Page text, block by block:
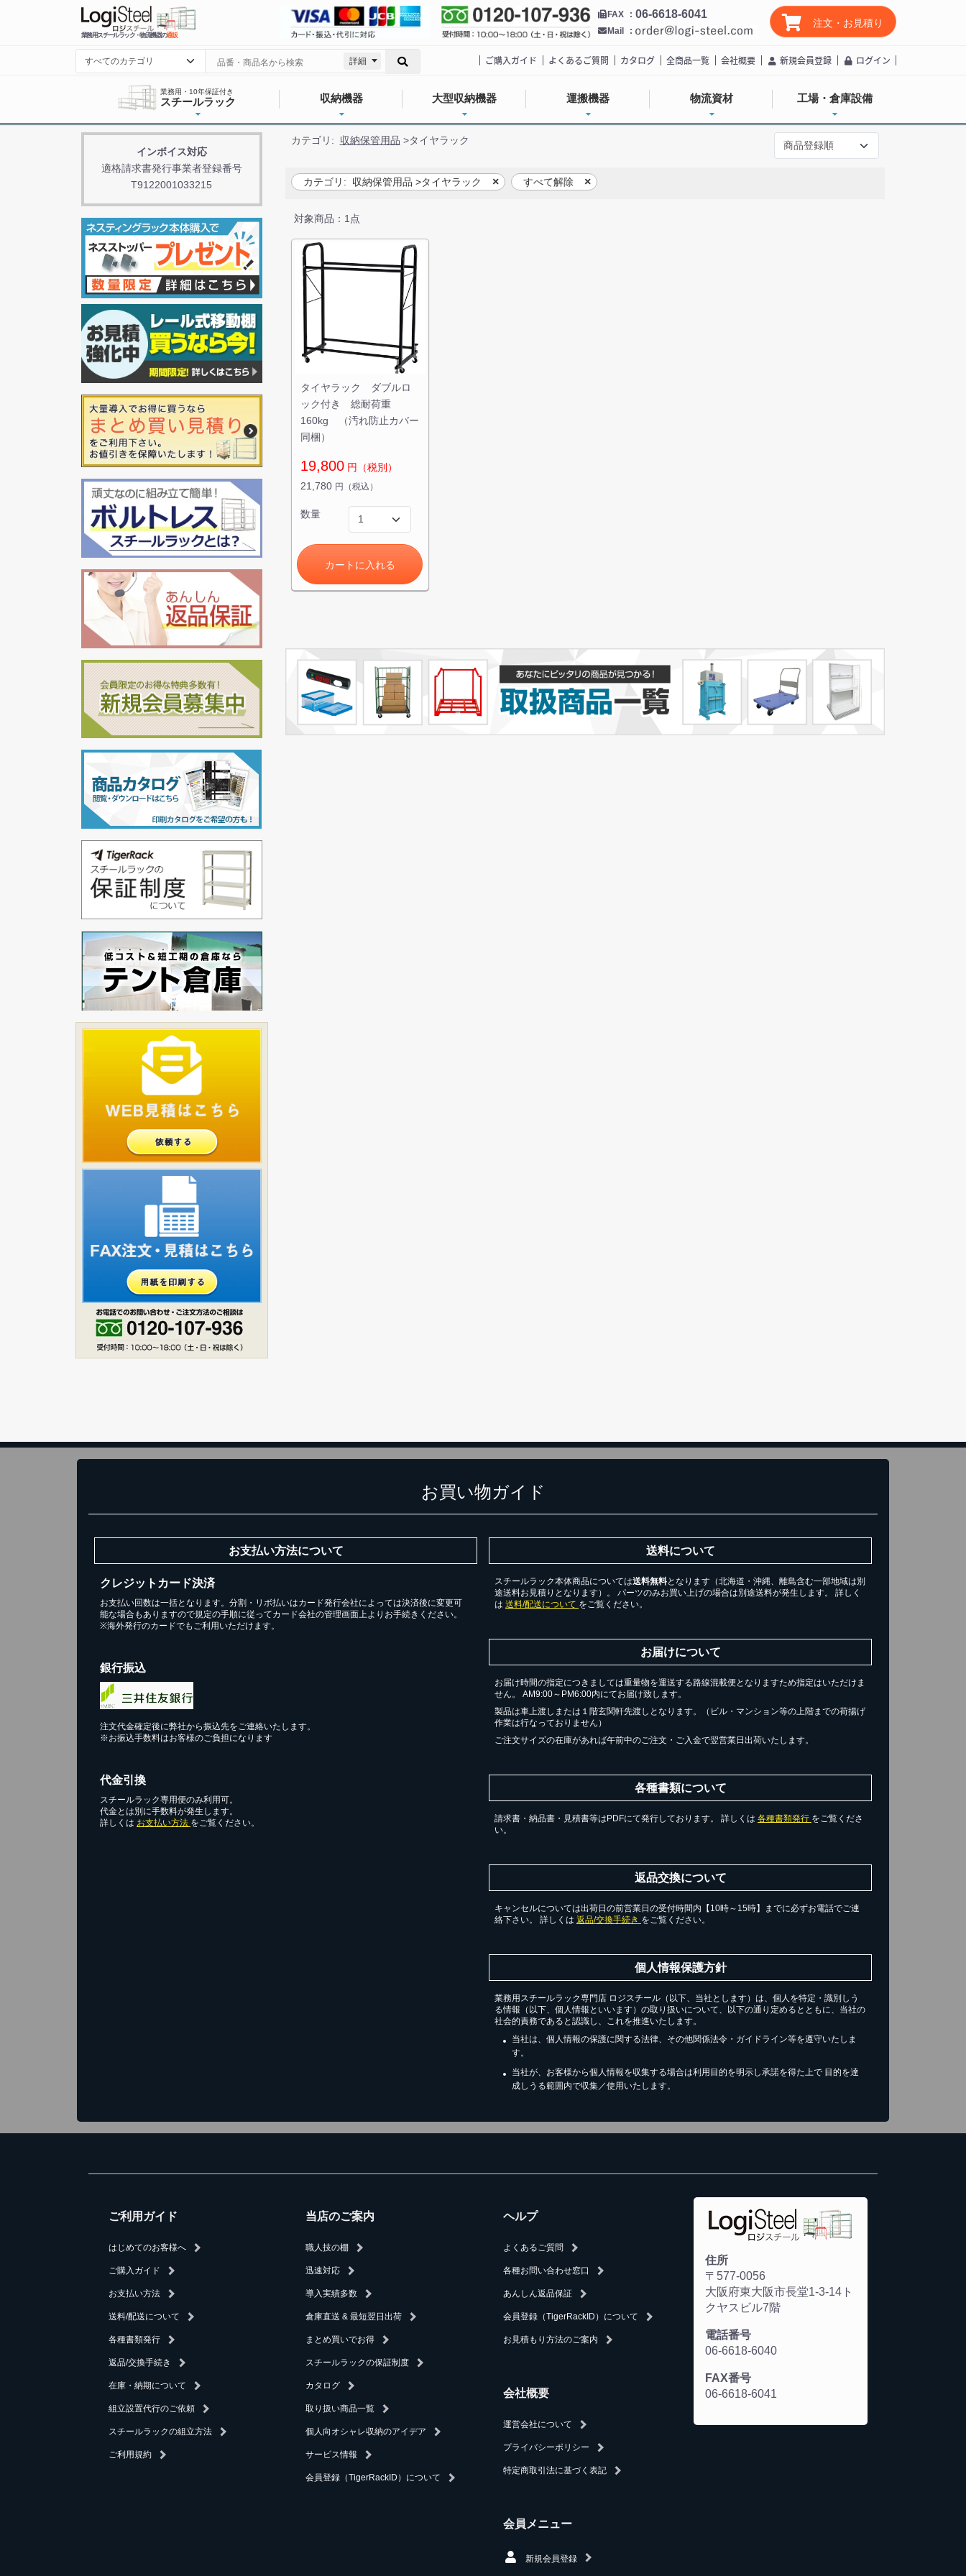
業務用スチールラック・物流機器の通販
詳細
FAX 06-6618-6041
Mail
注文・お見積り
ご購入ガイド よくあるご質問 カタログ 全商品一覧 会社概要 新規会員登録 ログイン
業務用・10年保証付き
スチールラック 収納機器 大型収納機器 運搬機器 物流資材 工場・倉庫設備
インボイス対応
適格請求書発行事業者登録番号
T9122001033215
カテゴリ: 収納保管用品 >タイヤラック
カテゴリ: 収納保管用品 >タイヤラック すべて解除
対象商品：1点
タイヤラック ダブルロ
ック付き 総耐荷重
160kg （汚れ防止カバー
同梱）
19,800円（税別）
21,780 円（税込）
数量
カートに入れる
お買い物ガイド
お支払い方法について
クレジットカード決済
お支払い回数は一括となります。分割・リボ払いはカード発行会社によっては決済後に変更可
能な場合もありますので規定の手順に従ってカード会社の管理画面上よりお手続きください。
※海外発行のカードでもご利用いただけます。
銀行振込
注文代金確定後に弊社から振込先をご連絡いたします。
※お振込手数料はお客様のご負担になります
代金引換
スチールラック専用便のみ利用可。
代金とは別に手数料が発生します。
詳しくは お支払い方法 をご覧ください。
送料について
スチールラック本体商品については送料無料となります（北海道・沖縄、離島含む一部地域は別
途送料お見積りとなります）。 パーツのみお買い上げの場合は別途送料が発生します。 詳しく
は 送料/配送について をご覧ください。
お届けについて
お届け時間の指定につきましては重量物を運送する路線混載便となりますため指定はいただけま
せん。 AM9:00～PM6:00内にてお届け致します。
製品は車上渡しまたは１階玄関軒先渡しとなります。（ビル・マンション等の上階までの荷揚げ
作業は行なっておりません）
ご注文サイズの在庫があれば午前中のご注文・ご入金で翌営業日出荷いたします。
各種書類について
請求書・納品書・見積書等はPDFにて発行しております。 詳しくは 各種書類発行 をご覧くださ
い。
返品交換について
キャンセルについては出荷日の前営業日の受付時間内【10時～15時】までに必ずお電話でご連
絡下さい。 詳しくは 返品/交換手続き をご覧ください。
個人情報保護方針
業務用スチールラック専門店 ロジスチール（以下、当社とします）は、個人を特定・識別しう
る情報（以下、個人情報といいます）の取り扱いについて、以下の通り定めるとともに、当社の
社会的責務であると認識し、これを推進いたします。
当社は、個人情報の保護に関する法律、その他関係法令・ガイドライン等を遵守いたしま
す。
当社が、お客様から個人情報を収集する場合は利用目的を明示し承諾を得た上で 目的を達
成しうる範囲内で収集／使用いたします。
ご利用ガイド
はじめてのお客様へ
ご購入ガイド
お支払い方法
送料/配送について
各種書類発行
返品/交換手続き
在庫・納期について
組立設置代行のご依頼
スチールラックの組立方法
ご利用規約
当店のご案内
職人技の棚
迅速対応
導入実績多数
倉庫直送 & 最短翌日出荷
まとめ買いでお得
スチールラックの保証制度
カタログ
取り扱い商品一覧
個人向オシャレ収納のアイデア
サービス情報
会員登録（TigerRackID）について
ヘルプ
よくあるご質問
各種お問い合わせ窓口
あんしん返品保証
会員登録（TigerRackID）について
お見積もり方法のご案内
会社概要
運営会社について
プライバシーポリシー
特定商取引法に基づく表記
会員メニュー
新規会員登録
住所
〒577-0056
大阪府東大阪市長堂1-3-14ト
クヤスビル7階
電話番号
06-6618-6040
FAX番号
06-6618-6041
カートへ進む
無料お見積する
お買い物を続ける